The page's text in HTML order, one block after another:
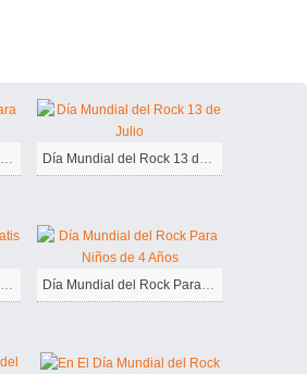
Día Mundial del Rock Para Niños de 1 Año Día Mundial del Rock 13 de Julio
Día Mundial del Rock Gratis Para Niños Día Mundial del Rock Para Niños de 4 Años